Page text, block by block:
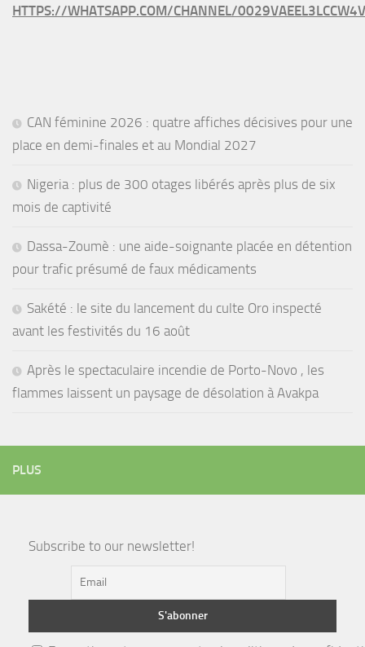
HTTPS://WHATSAPP.COM/CHANNEL/
CAN féminine 2026 : quatre affiches décisives pour une
place en demi-finales et au Mondial 2027
Nigeria : plus de 300 otages libérés après plus de six
mois de captivité
Dassa-Zoumè : une aide-soignante placée en détention
pour trafic présumé de faux médicaments
Sakété : le site du lancement du culte Oro inspecté
avant les festivités du 16 août
Après le spectaculaire incendie de Porto-Novo , les
flammes laissent un paysage de désolation à Avakpa
PLUS
Subscribe to our newsletter!